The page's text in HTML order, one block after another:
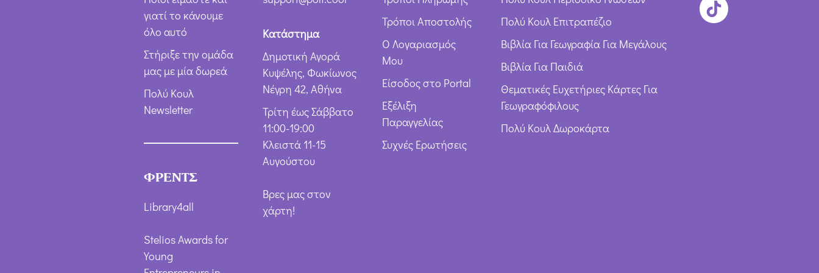
γιατί το κάνουμε
όλο αυτό
Στήριξε την ομάδα
μας με μία δωρεά
Πολύ Κουλ
Newsletter
ΦΡΕΝΤΣ
Library4all
Stelios Awards for
Young
Κατάστημα
Δημοτική Αγορά
Κυψέλης, Φωκίωνος
Νέγρη 42, Αθήνα
Τρίτη έως Σάββατο
11:00-19:00
Κλειστά 11-15
Αυγούστου
Βρες μας στον
χάρτη!
Τρόποι Αποστολής
Ο Λογαριασμός
Μου
Είσοδος στο Portal
Εξέλιξη
Παραγγελίας
Συχνές Ερωτήσεις
Πολύ Κουλ Επιτραπέζιο
Βιβλία Για Γεωγραφία Για Μεγάλους
Βιβλία Για Παιδιά
Θεματικές Ευχετήριες Κάρτες Για
Γεωγραφόφιλους
Πολύ Κουλ Δωροκάρτα